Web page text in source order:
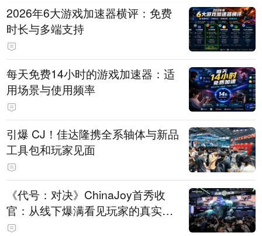
2026年6大游戏加速器横评：免费
时长与多端支持
每天免费14小时的游戏加速器：适
用场景与使用频率
引爆 CJ！佳达隆携全系轴体与新品
工具包和玩家见面
《代号：对决》ChinaJoy首秀收
官：从线下爆满看见玩家的真实期
待